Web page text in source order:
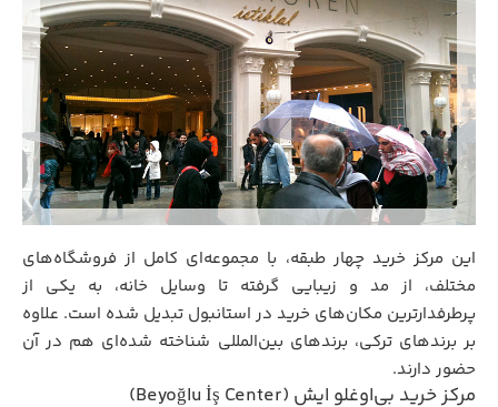
این مرکز خرید چهار طبقه، با مجموعه‌ای کامل از فروشگاه‌های
مختلف، از مد و زیبایی گرفته تا وسایل خانه، به یکی از
پرطرفدارترین مکان‌های خرید در استانبول تبدیل شده است. علاوه
بر برندهای ترکی، برندهای بین‌المللی شناخته شده‌ای هم در آن
حضور دارند.
مرکز خرید بی‌اوغلو ایش (Beyoğlu İş Center)